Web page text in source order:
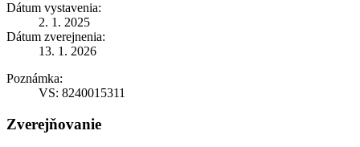
Dátum vystavenia:
2. 1. 2025
Dátum zverejnenia:
13. 1. 2026
Poznámka:
VS: 8240015311
Zverejňovanie